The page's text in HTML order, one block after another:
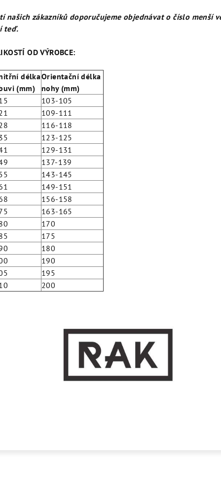
našich zákazníků doporučujeme objednávat o číslo menší
teď.
OD VÝROBCE:
délka
(mm)
Orientační délka
nohy (mm)
103-105
109-111
116-118
123-125
129-131
137-139
143-145
149-151
156-158
163-165
170
175
180
190
195
200